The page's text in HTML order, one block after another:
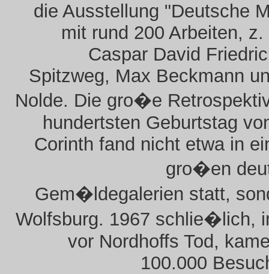
die Ausstellung "Deutsche
mit rund 200 Arbeiten,
Caspar David
Spitzweg, Max Beckmann
Nolde. Die gro�e
hundertsten Geburtstag
Corinth fand nicht etwa in
gro�en
Gem�ldegalerien statt,
Wolfsburg. 1967 schlie�lich,
vor Nordhoffs Tod,
100.000